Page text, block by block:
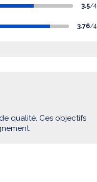
3.5/4
3.76/4
qualité. Ces objectifs